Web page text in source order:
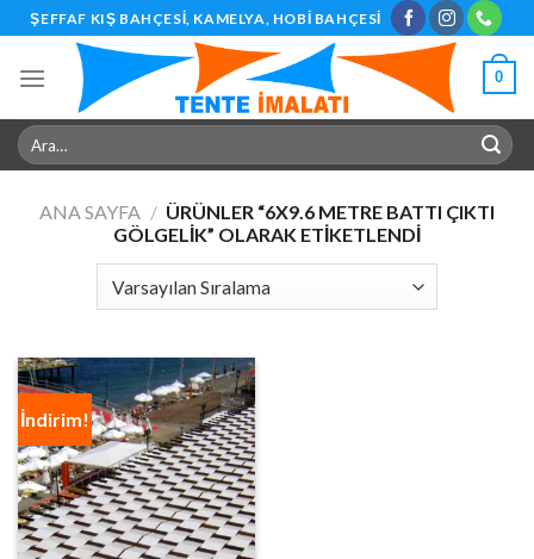
Skip
to
content
ŞEFFAF KIŞ BAHÇESI, KAMELYA, HOBI BAHÇESI
0
Ara:
ANA SAYFA / ÜRÜNLER “6X9.6 METRE BATTI ÇIKTI
GÖLGELIK” OLARAK ETIKETLENDI
İndirim!